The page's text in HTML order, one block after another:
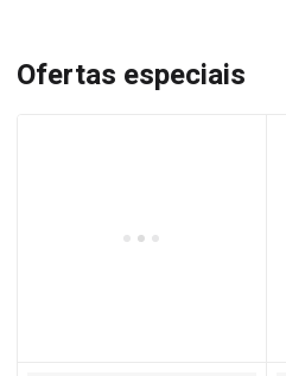
Ofertas especiais